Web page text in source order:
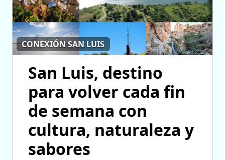
CONEXIÓN SAN LUIS
San Luis, destino
para volver cada fin
de semana con
cultura, naturaleza y
sabores